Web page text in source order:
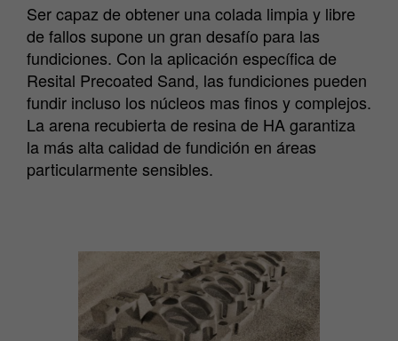
Ser capaz de obtener una colada limpia y libre
de fallos supone un gran desafío para las
fundiciones. Con la aplicación específica de
Resital Precoated Sand, las fundiciones pueden
fundir incluso los núcleos mas finos y complejos.
La arena recubierta de resina de HA garantiza
la más alta calidad de fundición en áreas
particularmente sensibles.